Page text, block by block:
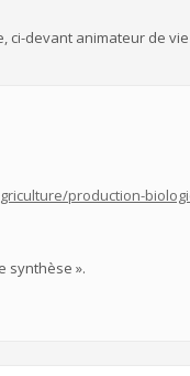
devant animateur de
production-
synthèse ».